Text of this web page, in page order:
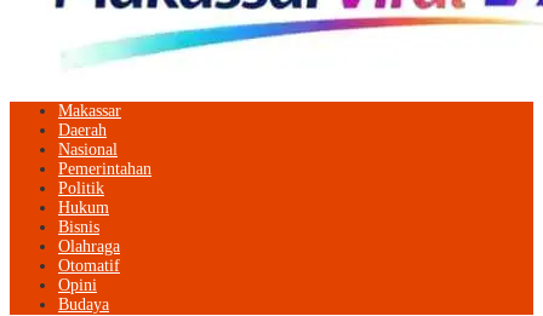
Makassar
Daerah
Nasional
Pemerintahan
Politik
Hukum
Bisnis
Olahraga
Otomatif
Opini
Budaya